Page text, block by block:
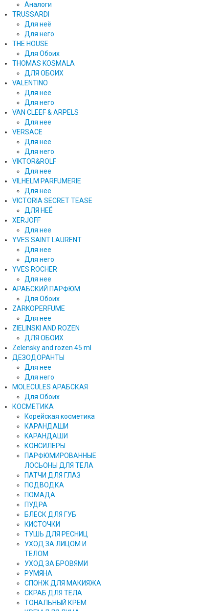
Аналоги
TRUSSARDI
Для неё
Для него
THE HOUSE
Для Обоих
THOMAS KOSMALA
ДЛЯ ОБОИХ
VALENTINO
Для неё
Для него
VAN CLEEF & ARPELS
Для нее
VERSACE
Для нее
Для него
VIKTOR&ROLF
Для нее
VILHELM PARFUMERIE
Для нее
VICTORIA SECRET TEASE
ДЛЯ НЕЁ
XERJOFF
Для нее
YVES SAINT LAURENT
Для нее
Для него
YVES ROCHER
Для нее
АРАБСКИЙ ПАРФЮМ
Для Обоих
ZARKOPERFUME
Для нее
ZIELINSKI AND ROZEN
ДЛЯ ОБОИХ
Zelensky and rozen 45 ml
ДЕЗОДОРАНТЫ
Для нее
Для него
MOLECULES АРАБСКАЯ
Для Обоих
КОСМЕТИКА
Корейская косметика
КАРАНДAШИ
KAPAHДАШИ
КОНСИЛЕРЫ
ПАРФЮМИРОВАННЫЕ
ЛОСЬОНЫ ДЛЯ ТЕЛА
ПАТЧИ ДЛЯ ГЛАЗ
ПОДВОДКА
ПОМАДА
ПУДРА
БЛЕСК ДЛЯ ГУБ
КИСТОЧКИ
ТУШЬ ДЛЯ РЕСНИЦ
УХОД ЗА ЛИЦОМ И
ТЕЛОМ
УХОД ЗА БРОВЯМИ
РУМЯНА
СПОНЖ ДЛЯ МАКИЯЖА
СКРАБ ДЛЯ ТЕЛА
ТОНАЛЬНЫЙ КРЕМ